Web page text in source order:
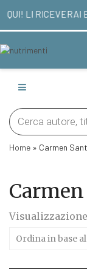
Products
search
Home » Carmen
Ordina in base